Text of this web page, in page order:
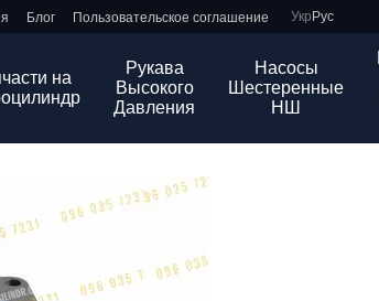
Блог Пользовательское соглашение Укр Рус
на
Рукава
Высокого
Давления
Насосы
Шестеренные
НШ